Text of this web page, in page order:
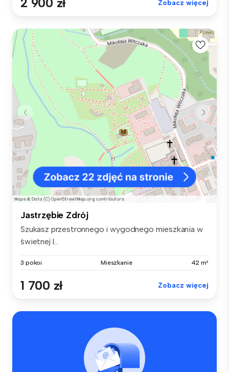
Zobacz więcej
Jastrzębie Zdrój
Szukasz przestronnego i wygodnego mieszkania w
świetnej l...
3 pokoi Mieszkanie 42 m²
1 700 zł Zobacz więcej